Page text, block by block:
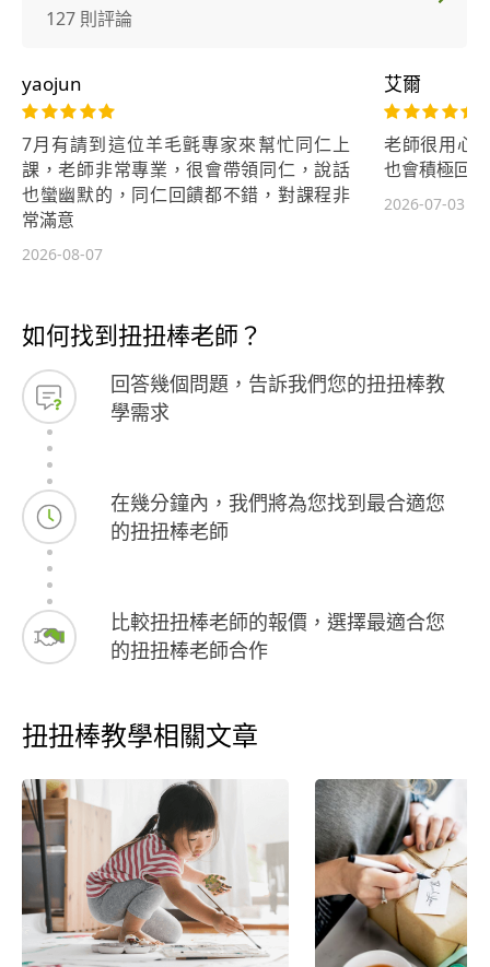
127 則評論
yaojun
7月有請到這位羊毛氈專家來幫忙同仁上
課，老師非常專業，很會帶領同仁，說話
也蠻幽默的，同仁回饋都不錯，對課程非
常滿意
2026-08-07
艾爾
老師很用心
也會積極回
2026-07-03
如何找到扭扭棒老師？
回答幾個問題，告訴我們您的扭扭棒教
學需求
在幾分鐘內，我們將為您找到最合適您
的扭扭棒老師
比較扭扭棒老師的報價，選擇最適合您
的扭扭棒老師合作
扭扭棒教學相關文章